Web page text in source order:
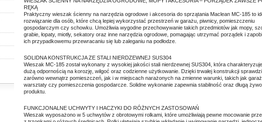
RĘKĄ
Praktyczny wieszak ścienny na narzędzia ogrodowe i akcesoria do sprzątania Maclean MC-185 to
rozwiązanie dla osób, które chcą lepiej wykorzystać przestrzeń w garażu, piwnicy, pomieszczeniu
gospodarczym czy schowku. Umożliwia wygodne przechowywanie takich przedmiotów jak mopy,
grabie, łopaty, miotły, sekatory oraz inne narzędzia ogrodowe, pomagając utrzymać porządek i
ich przypadkowemu przewracaniu się lub zaleganiu na podłodze.
SOLIDNA KONSTRUKCJA ZE STALI NIERDZEWNEJ SUS304
Wieszak MC-185 został wykonany z wysokiej jakości stali nierdzewnej SUS304, która
dużą odpornością na korozję, wilgoć oraz codzienne użytkowanie. Dzięki trwałej konstrukcji
zarówno wewnątrz pomieszczeń, jak i w miejscach narażonych na zmienne warunki, takich jak
warsztaty czy pomieszczenia gospodarcze. Solidne wykonanie zapewnia stabilność oraz długą
produktu.
FUNKCJONALNE UCHWYTY I HACZYKI DO RÓŻNYCH ZASTOSOWAŃ
Wieszak wyposażono w 5 uchwytów z obrotowymi rolkami, które umożliwiają pewne mocowanie